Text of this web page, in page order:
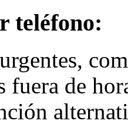
teléfono:
fuera de